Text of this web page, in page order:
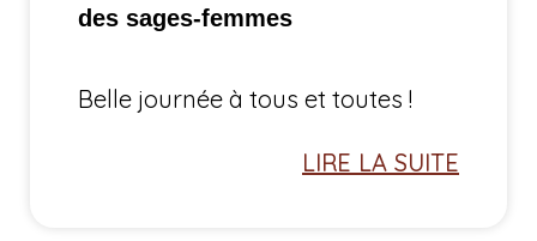
des sages-femmes
Belle journée à tous et toutes !
LIRE LA SUITE